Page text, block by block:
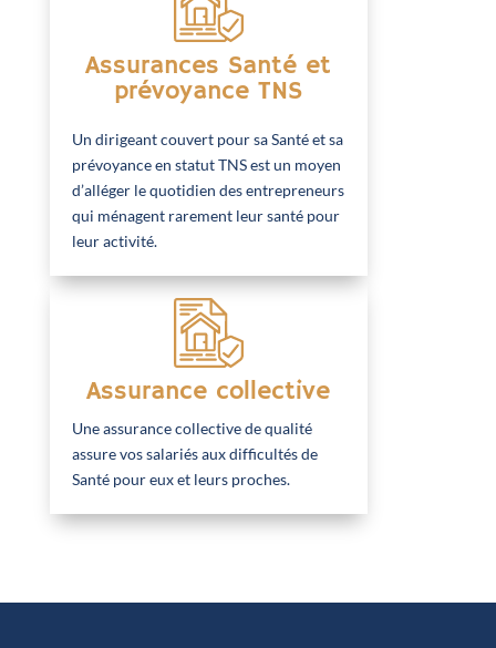
Assurances Santé et
prévoyance TNS
Un dirigeant couvert pour sa Santé et sa
prévoyance en statut TNS est un moyen
d’alléger le quotidien des entrepreneurs
qui ménagent rarement leur santé pour
leur activité.
Assurance collective
Une assurance collective de qualité
assure vos salariés aux difficultés de
Santé pour eux et leurs proches.